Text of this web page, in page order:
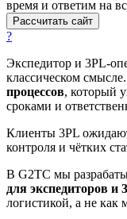
время и ответим на
Рассчитать сайт
?
Экспедитор и 3PL-
классическом
процессов, который
сроками и
Клиенты 3PL
контроля и чётких
В G2TC мы
для экспедиторов и
логистикой, а не как